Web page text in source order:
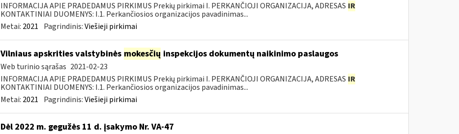
INFORMACIJA APIE PRADEDAMUS PIRKIMUS Prekių pirkimai I. PERKANČIOJI ORGANIZACIJA, ADRESAS IR
KONTAKTINIAI DUOMENYS: I.1. Perkančiosios organizacijos pavadinimas...
Metai: 2021 Pagrindinis:Viešieji pirkimai
Vilniaus apskrities valstybinės mokesčių inspekcijos dokumentų naikinimo paslaugos
Web turinio sąrašas 2021-02-23
INFORMACIJA APIE PRADEDAMUS PIRKIMUS Prekių pirkimai I. PERKANČIOJI ORGANIZACIJA, ADRESAS IR
KONTAKTINIAI DUOMENYS: I.1. Perkančiosios organizacijos pavadinimas...
Metai: 2021 Pagrindinis:Viešieji pirkimai
Dėl 2022 m. gegužės 11 d. įsakymo Nr. VA-47